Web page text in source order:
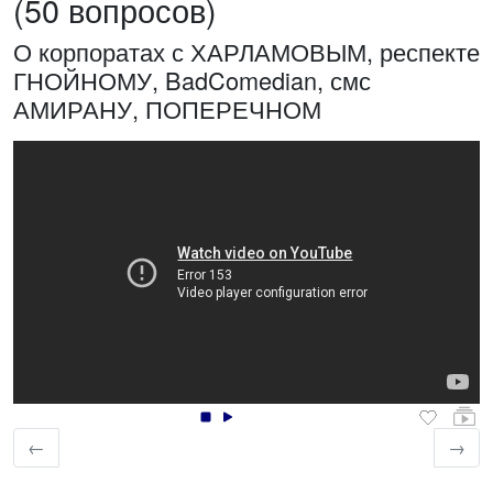
(50 вопросов)
О корпоратах с ХАРЛАМОВЫМ, респекте
ГНОЙНОМУ, BadComedian, смс
АМИРАНУ, ПОПЕРЕЧНОМ
←
→